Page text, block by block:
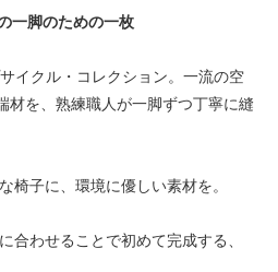
一脚のための一枚
イクル・コレクション。一流の空
材を、熟練職人が一脚ずつ丁寧に縫
椅子に、環境に優しい素材を。
合わせることで初めて完成する、